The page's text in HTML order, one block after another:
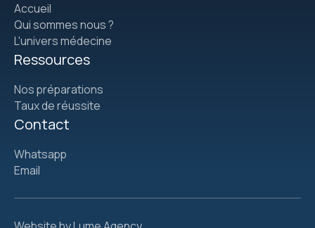
Accueil
Qui sommes nous ?
L'univers médecine
Ressources
Nos préparations
Taux de réussite
Contact
Whatsapp
Email